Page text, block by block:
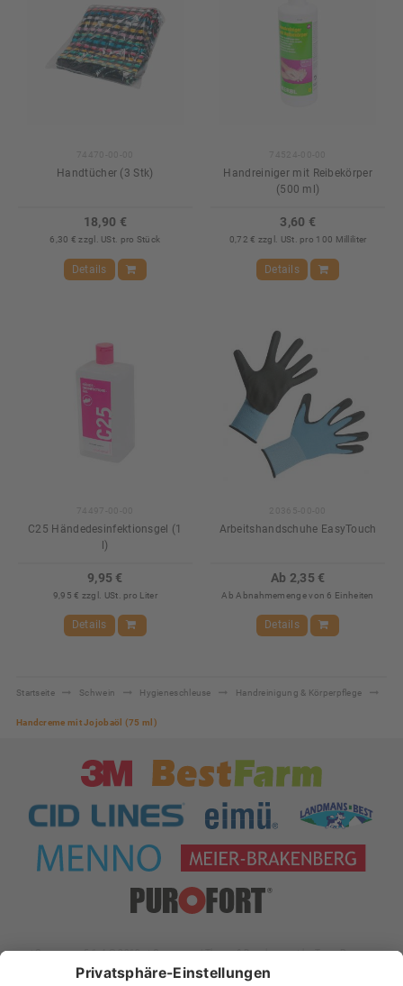
Handtücher (3 Stk)
18,90 €
6,30 € zzgl. USt. pro Stück
Details
Handreiniger mit Reibekörper
(500 ml)
3,60 €
0,72 € zzgl. USt. pro 100 Milliliter
Details
C25 Händedesinfektionsgel (1
l)
9,95 €
9,95 € zzgl. USt. pro Liter
Details
Arbeitshandschuhe EasyTouch
Ab 2,35 €
Ab Abnahmemenge von 6 Einheiten
Details
Startseite Schwein Hygieneschleuse Handreinigung & Körperpflege
Handcreme mit Jojobaöl (75 ml)
xt:Commerce 5.1.4 © 2019 xt:Commerce| Theme & Development byTeam Progress